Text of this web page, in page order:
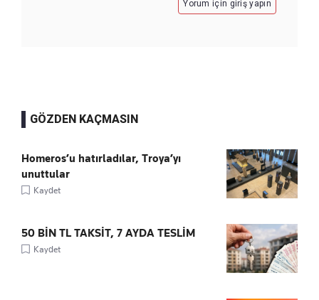
Yorum için giriş yapın
GÖZDEN KAÇMASIN
Homeros’u hatırladılar, Troya’yı
unuttular
Kaydet
50 BİN TL TAKSİT, 7 AYDA TESLİM
Kaydet